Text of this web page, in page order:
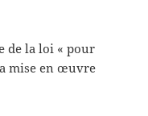
de la loi « pour
mise en œuvre